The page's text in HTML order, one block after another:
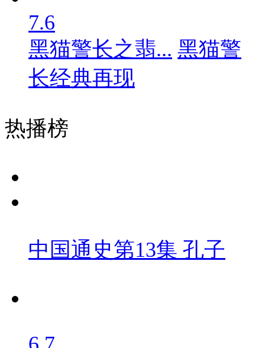
7.6
黑猫警长之翡... 黑猫警
长经典再现
热播榜
中国通史第13集 孔子